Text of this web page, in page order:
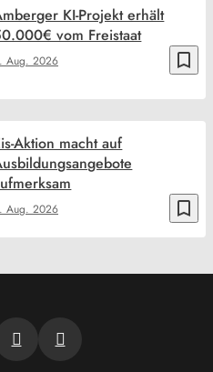
bookmark_border
Aug. 2026
KI-Projekt erhält
vom Freistaat
bookmark_border
Aug. 2026
Aktion macht auf